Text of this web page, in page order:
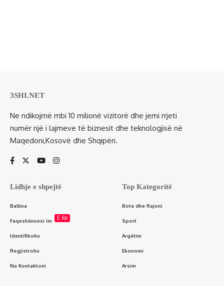
3SHI.NET
Ne ndikojmë mbi 10 milionë vizitorë dhe jemi rrjeti
numër një i lajmeve të biznesit dhe teknologjisë në
Maqedoni,Kosovë dhe Shqipëri.
Lidhje e shpejtë
Ballina
Faqeshënuesi im E Re
Identifikohu
Regjistrohu
Na Kontaktoni
Top Kategoritë
Bota dhe Rajoni
Sport
Argëtim
Ekonomi
Arsim